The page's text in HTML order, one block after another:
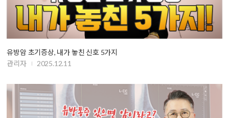
유방암 초기증상, 내가 놓친 신호 5가지
관리자
2025.12.11